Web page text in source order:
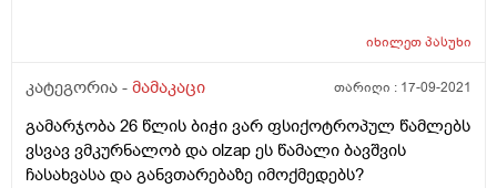
იხილეთპასუხი
კატეგორია - მამაკაცი თარიღი : 17-09-2021
გამარჯობა 26 წლის ბიჭი ვარ ფსიქოტროპულ წამლებს
ვსვავ ვმკურნალობ და olzap ეს წამალი ბავშვის
ჩასახვასა და განვთარებაზე იმოქმედებს?